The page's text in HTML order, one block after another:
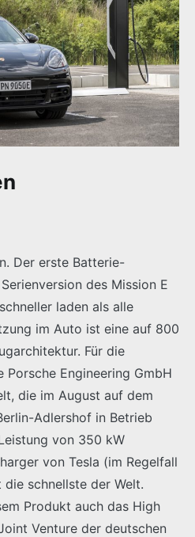
Der erste Batterie-
des Mission E
laden als alle
im Auto ist eine auf 800
Für die
Engineering GmbH
die im August auf dem
Adlershof in Betrieb
von 350 kW
von Tesla (im Regelfall
schnellste der Welt.
Produkt auch das High
Venture der deutschen